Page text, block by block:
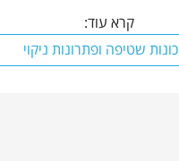
קרא עוד:
שטיפה ופתרונות ניקוי